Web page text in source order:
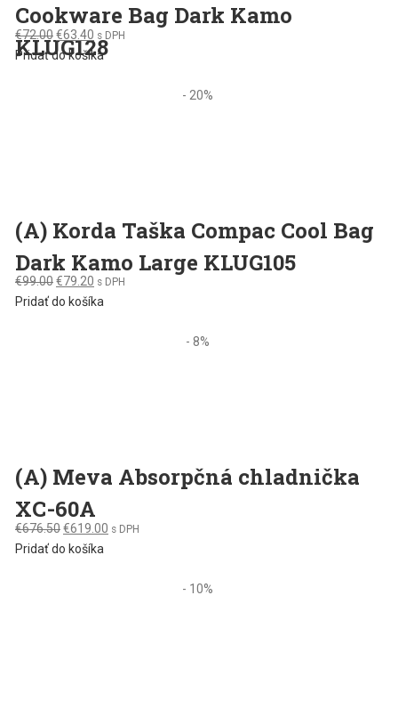
Cookware Bag Dark Kamo
KLUG128
€72.00Original
price
€63.40 Current
price
s DPH
Pridať do košíka
- 20%
(A) Korda Taška Compac Cool Bag
Dark Kamo Large KLUG105
€99.00Original
price
€79.20 Current
price
s DPH
Pridať do košíka
- 8%
(A) Meva Absorpčná chladnička
XC-60A
€676.50Original
price
€619.00 Current
s DPH
Pridať do košíka
- 10%